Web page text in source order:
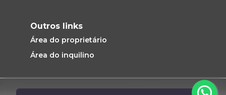
Outros links
Área do proprietário
Área do inquilino